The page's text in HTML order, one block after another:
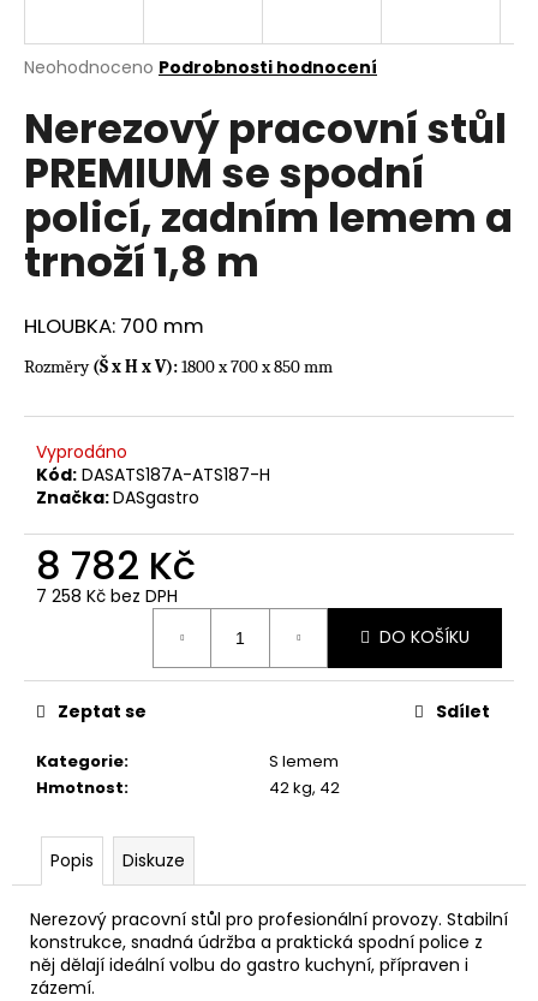
Průměrné
produktu
je
0,0
5
hvězdiček.
Neohodnoceno Podrobnosti hodnocení
Nerezový pracovní stůl
PREMIUM se spodní
policí, zadním lemem a
trnoží 1,8 m
HLOUBKA: 700 mm
Rozměry(Š x H x V):1800 x 700 x 850 mm
Vyprodáno
Kód: DASATS187A-ATS187-H
Značka:DASgastro
8 782 Kč
7 258 Kč bez DPH
DO KOŠÍKU
Kategorie:
S lemem
Hmotnost: 42 kg, 42
Zeptat se Sdílet
Popis Diskuze
Nerezový pracovní stůl pro profesionální provozy. Stabilní
konstrukce, snadná údržba a praktická spodní police z
něj dělají ideální volbu do gastro kuchyní, přípraven i
zázemí.
j
t
?
HLEDAT
D
o
o
č
u
e